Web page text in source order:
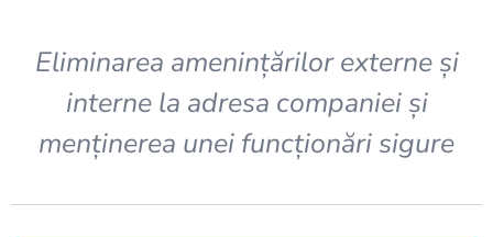
Eliminarea amenințărilor externe și
interne la adresa companiei și
menținerea unei funcționări sigure